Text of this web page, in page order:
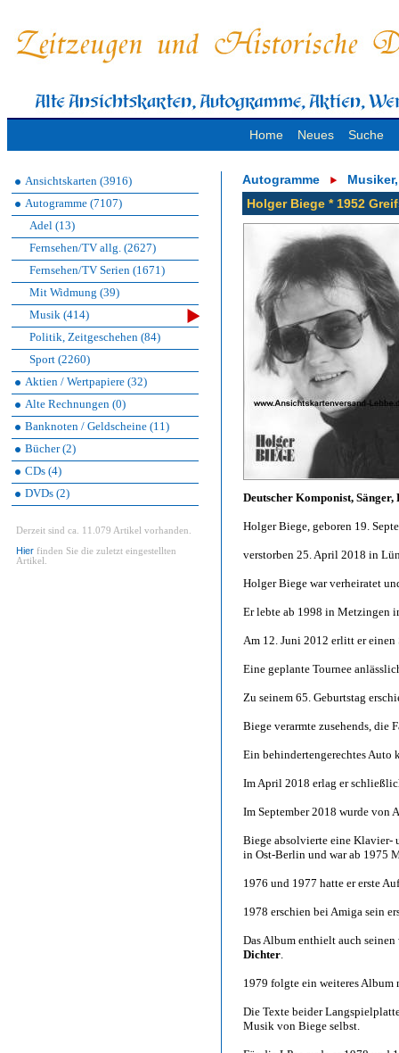
Home Neues Suche
Ansichtskarten (3916)
Autogramme (7107)
Adel (13)
Fernsehen/TV allg. (2627)
Fernsehen/TV Serien (1671)
Mit Widmung (39)
Musik (414)
Politik, Zeitgeschehen (84)
Sport (2260)
Aktien / Wertpapiere (32)
Alte Rechnungen (0)
Banknoten / Geldscheine (11)
Bücher (2)
CDs (4)
DVDs (2)
Derzeit sind ca. 11.079 Artikel vorhanden.
Hier finden Sie die zuletzt eingestellten
Artikel.
Autogramme
Holger Biege * 1952
Deutscher Komponist,
Holger Biege, geboren 19.
verstorben 25. April 2018 in
Holger Biege war verheiratet
Er lebte ab 1998 in Metzingen
Am 12. Juni 2012 erlitt er einen
Eine geplante Tournee
Zu seinem 65. Geburtstag
Biege verarmte zusehends, die
Ein behindertengerechtes Auto
Im April 2018 erlag er
Im September 2018 wurde von
Biege absolvierte eine Klavier-
in Ost-Berlin und war ab 1975
1976 und 1977 hatte er erste
1978 erschien bei Amiga sein
Das Album enthielt auch
Dichter.
1979 folgte ein weiteres Album
Die Texte beider
Musik von Biege selbst.